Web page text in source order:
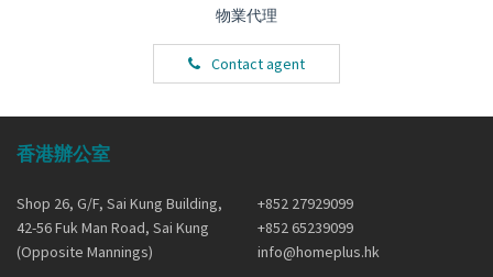
物業代理
Contact agent
香港辦公室
Shop 26, G/F, Sai Kung Building,
42-56 Fuk Man Road, Sai Kung
(Opposite Mannings)
+852 27929099
+852 65239099
info@homeplus.hk